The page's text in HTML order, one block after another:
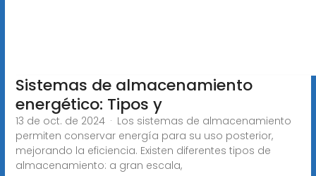
Sistemas de almacenamiento
energético: Tipos y
13 de oct. de 2024 · Los sistemas de almacenamiento
permiten conservar energía para su uso posterior,
mejorando la eficiencia. Existen diferentes tipos de
almacenamiento: a gran escala,